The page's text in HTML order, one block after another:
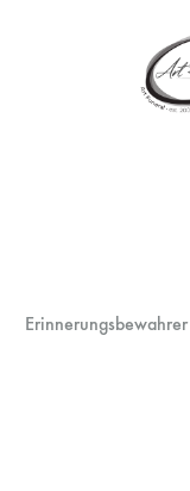
Erinnerungsbewahrer